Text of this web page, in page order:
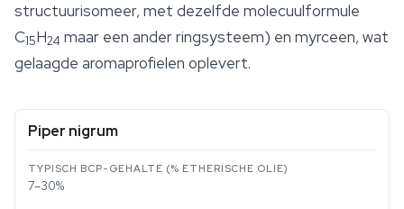
structuurisomeer, met dezelfde molecuulformule
C15H24 maar een ander ringsysteem) en myrceen, wat
gelaagde aromaprofielen oplevert.
Piper nigrum
7–30%